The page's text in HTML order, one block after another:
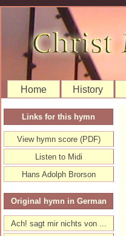
Home History
Links for this hymn
View hymn score (PDF)
Listen to Midi
Hans Adolph Brorson
Original hymn in German
Ach! sagt mir nichts von ...